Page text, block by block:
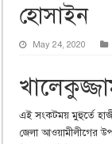
হোসাইন
May 24, 2020
এই সংকটময় মুহুর্তে
জেলা আওয়ামীলীগের